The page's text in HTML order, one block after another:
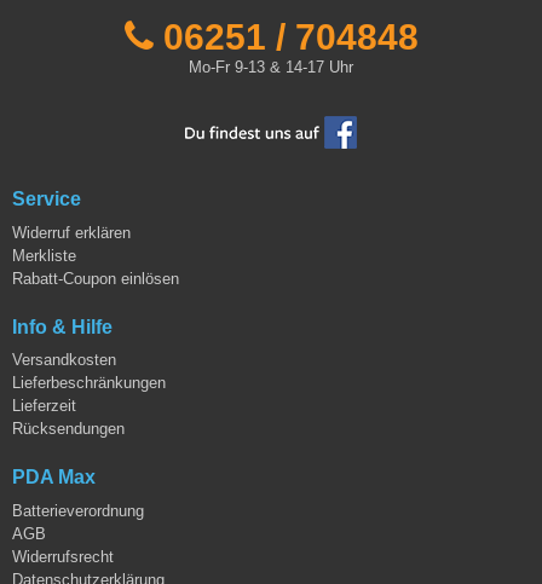
06251 / 704848
Mo-Fr 9-13 & 14-17 Uhr
Service
Widerruf erklären
Merkliste
Rabatt-Coupon einlösen
Info & Hilfe
Versandkosten
Lieferbeschränkungen
Lieferzeit
Rücksendungen
PDA Max
Batterieverordnung
AGB
Widerrufsrecht
Datenschutzerklärung